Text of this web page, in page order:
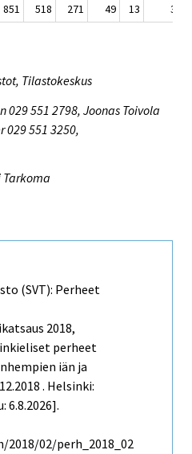
851 518 271 49 13 3
Tilastokeskus
551 2798, Joonas Toivola
029 551 3250,
(SVT): Perheet
2018,
perheet
iän ja
. Helsinki:
02/perh_2018_02